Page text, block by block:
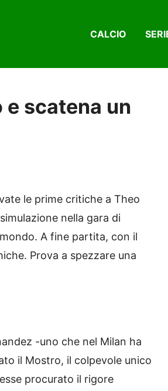
CALCIO
scatena un
le prime critiche a Theo
nella gara di
A fine partita, con il
Prova a spezzare una
-uno che nel Milan ha
il Mostro, il colpevole unico
procurato il rigore